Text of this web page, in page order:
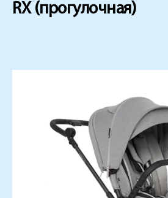
RX (прогулочная)